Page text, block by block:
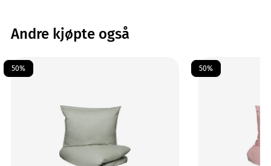
Andre kjøpte også
50% 50%